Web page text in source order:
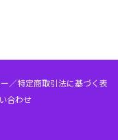
／特定商取引法に基づく表
合わせ